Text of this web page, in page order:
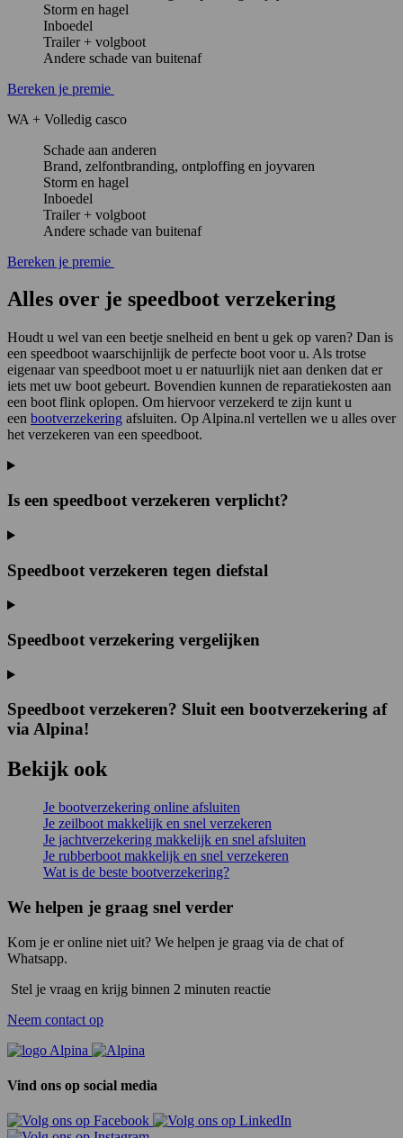
Storm en hagel
Inboedel
Trailer + volgboot
Andere schade van buitenaf
Bereken je premie
WA + Volledig casco
Schade aan anderen
Brand, zelfontbranding, ontploffing en joyvaren
Storm en hagel
Inboedel
Trailer + volgboot
Andere schade van buitenaf
Bereken je premie
Alles over je speedboot verzekering
Houdt u wel van een beetje snelheid en bent u gek op varen? Dan is
een speedboot waarschijnlijk de perfecte boot voor u. Als trotse
eigenaar van speedboot moet u er natuurlijk niet aan denken dat er
iets met uw boot gebeurt. Bovendien kunnen de reparatiekosten aan
een boot flink oplopen. Om hiervoor verzekerd te zijn kunt u
een bootverzekering afsluiten. Op Alpina.nl vertellen we u alles over
het verzekeren van een speedboot.
Is een speedboot verzekeren verplicht?
Speedboot verzekeren tegen diefstal
Speedboot verzekering vergelijken
Speedboot verzekeren? Sluit een bootverzekering af
via Alpina!
Bekijk ook
Je bootverzekering online afsluiten
Je zeilboot makkelijk en snel verzekeren
Je jachtverzekering makkelijk en snel afsluiten
Je rubberboot makkelijk en snel verzekeren
Wat is de beste bootverzekering?
We helpen je graag snel verder
Kom je er online niet uit? We helpen je graag via de chat of
Whatsapp.
Stel je vraag en krijg binnen 2 minuten reactie
Neem contact op
Vind ons op social media